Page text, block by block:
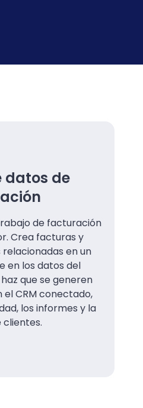
datos de
de facturación
Crea facturas y
en un
en los datos del
que se generen
CRM conectado,
los informes y la
clientes.